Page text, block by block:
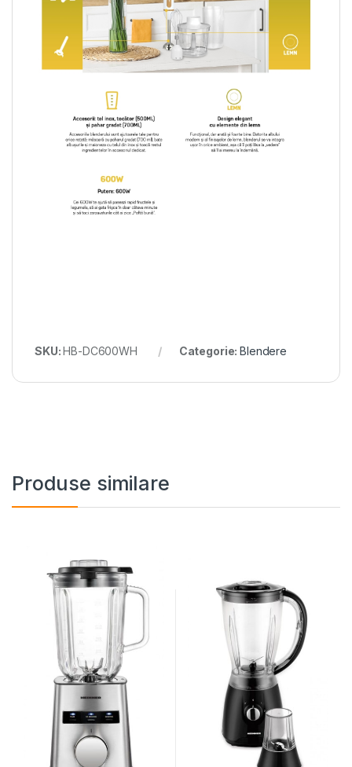
SKU:HB-DC600WH Categorie:Blendere
Produse similare